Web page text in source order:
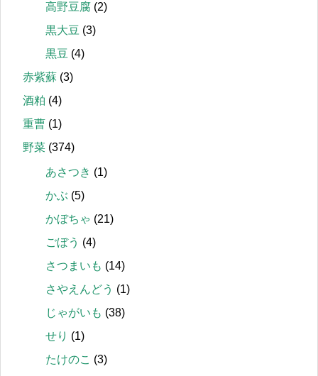
高野豆腐 (2)
黒大豆 (3)
黒豆 (4)
赤紫蘇 (3)
酒粕 (4)
重曹 (1)
野菜 (374)
あさつき (1)
かぶ (5)
かぼちゃ (21)
ごぼう (4)
さつまいも (14)
さやえんどう (1)
じゃがいも (38)
せり (1)
たけのこ (3)